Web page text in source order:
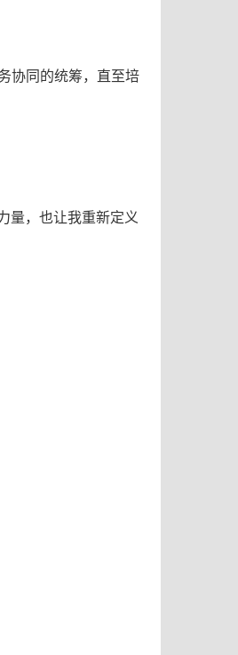
协同的统筹，直至培
量，也让我重新定义